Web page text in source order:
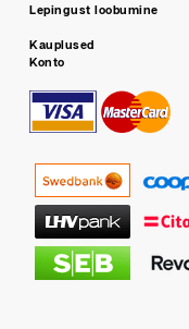
Lepingust loobumine
Kauplused
Konto